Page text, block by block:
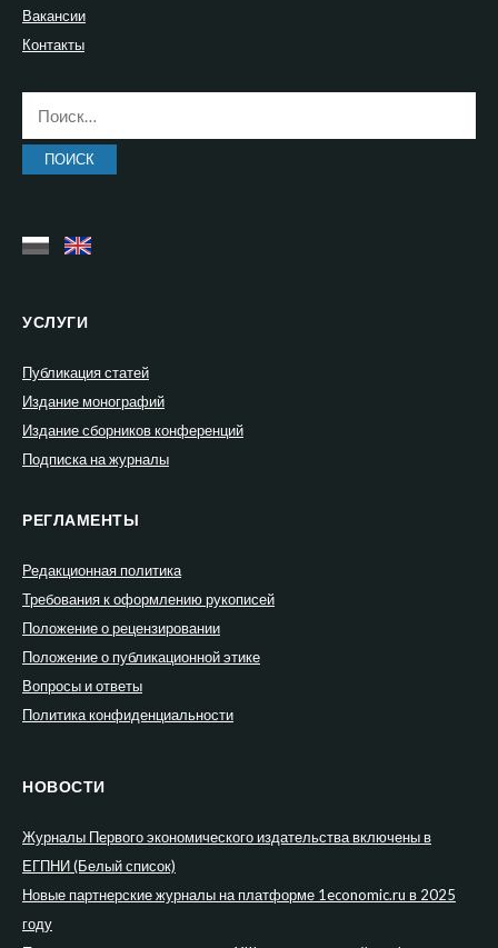
Вакансии
Контакты
УСЛУГИ
Публикация статей
Издание монографий
Издание сборников конференций
Подписка на журналы
РЕГЛАМЕНТЫ
Редакционная политика
Требования к оформлению рукописей
Положение о рецензировании
Положение о публикационной этике
Вопросы и ответы
Политика конфиденциальности
НОВОСТИ
Журналы Первого экономического издательства включены в
ЕГПНИ (Белый список)
Новые партнерские журналы на платформе 1economic.ru в 2025
году